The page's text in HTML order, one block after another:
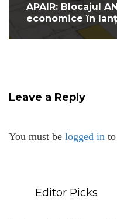
APAIR: Blocajul
economice în lanț
Leave a Reply
You must be logged in
Editor Picks